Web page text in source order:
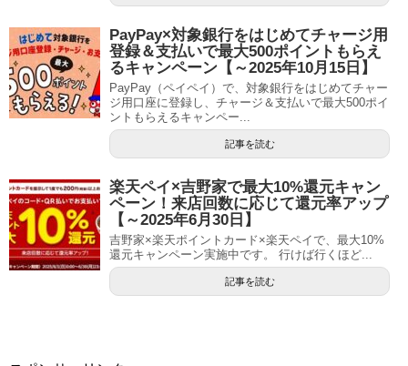
PayPay×対象銀行をはじめてチャージ用
登録＆支払いで最大500ポイントもらえ
るキャンペーン【～2025年10月15日】
PayPay（ペイペイ）で、対象銀行をはじめてチャー
ジ用口座に登録し、チャージ＆支払いで最大500ポイ
ントもらえるキャンペー...
記事を読む
楽天ペイ×吉野家で最大10%還元キャン
ペーン！来店回数に応じて還元率アップ
【～2025年6月30日】
吉野家×楽天ポイントカード×楽天ペイで、最大10%
還元キャンペーン実施中です。 行けば行くほど...
記事を読む